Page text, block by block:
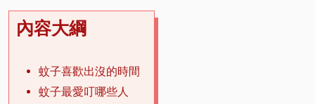
內容大綱
蚊子喜歡出沒的時間
蚊子最愛叮哪些人